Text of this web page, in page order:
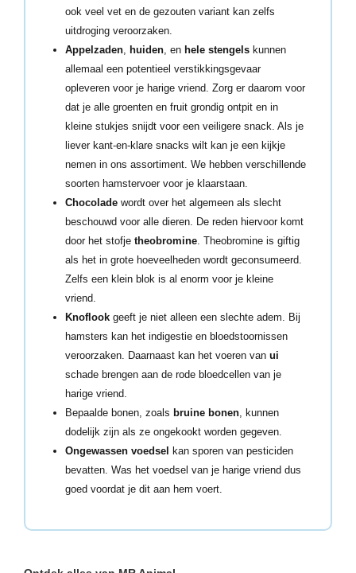
ook veel vet en de gezouten variant kan zelfs
uitdroging veroorzaken.
Appelzaden, huiden, en hele stengels kunnen
allemaal een potentieel verstikkingsgevaar
opleveren voor je harige vriend. Zorg er daarom voor
dat je alle groenten en fruit grondig ontpit en in
kleine stukjes snijdt voor een veiligere snack. Als je
liever kant-en-klare snacks wilt kan je een kijkje
nemen in ons assortiment. We hebben verschillende
soorten hamstervoer voor je klaarstaan.
Chocolade wordt over het algemeen als slecht
beschouwd voor alle dieren. De reden hiervoor komt
door het stofje theobromine. Theobromine is giftig
als het in grote hoeveelheden wordt geconsumeerd.
Zelfs een klein blok is al enorm voor je kleine
vriend.
Knoflook geeft je niet alleen een slechte adem. Bij
hamsters kan het indigestie en bloedstoornissen
veroorzaken. Daarnaast kan het voeren van ui
schade brengen aan de rode bloedcellen van je
harige vriend.
Bepaalde bonen, zoals bruine bonen, kunnen
dodelijk zijn als ze ongekookt worden gegeven.
Ongewassen voedsel
kan sporen van pesticiden
bevatten. Was het voedsel van je harige vriend dus
goed voordat je dit aan hem voert.